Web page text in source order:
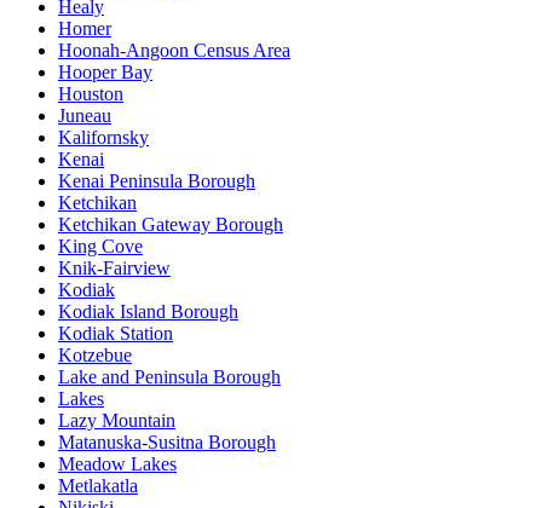
Healy
Homer
Hoonah-Angoon Census Area
Hooper Bay
Houston
Juneau
Kalifornsky
Kenai
Kenai Peninsula Borough
Ketchikan
Ketchikan Gateway Borough
King Cove
Knik-Fairview
Kodiak
Kodiak Island Borough
Kodiak Station
Kotzebue
Lake and Peninsula Borough
Lakes
Lazy Mountain
Matanuska-Susitna Borough
Meadow Lakes
Metlakatla